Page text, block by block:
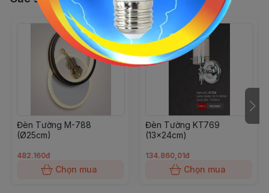
Đèn Tường M-788
(Ø25cm)
482.160đ
Chọn mua
Đèn Tường KT769
(13x24cm)
134.860,01đ
Chọn mua